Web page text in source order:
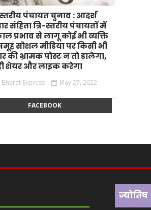
स्तरीय पंचायत चुनाव : आदर्श
संहिता त्रि-स्तरीय पंचायतों में
प्रभाव से लागू कोई भी व्यक्ति
सोशल मीडिया पर किसी भी
की भ्रामक पोस्ट न तो डालेगा,
शेयर और लाइक करेगा
Bharat Express May 27, 2022
FACEBOOK
ज्योतिष